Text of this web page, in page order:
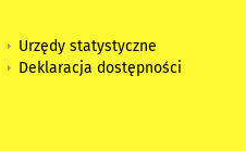
Urzędy statystyczne
Deklaracja dostępności